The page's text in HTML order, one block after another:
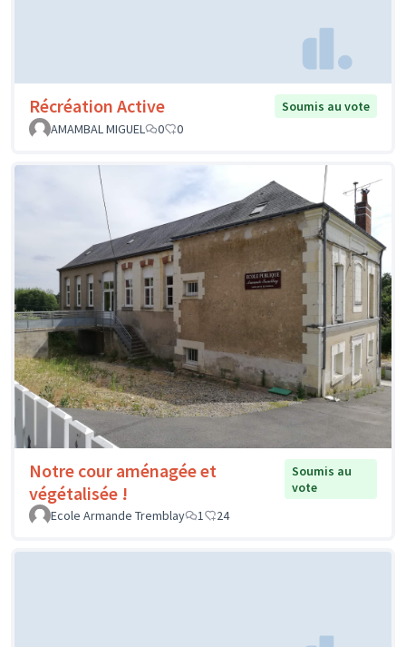
Récréation Active
Soumis au vote
AMAMBAL MIGUEL
0 0
Notre cour aménagée et
végétalisée !
Soumis au
vote
Ecole Armande Tremblay
1 24